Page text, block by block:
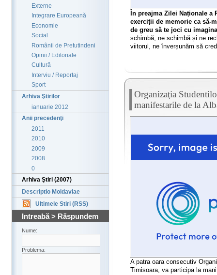
Externe
Integrare Europeană
Economie
Social
Românii de Pretutindeni
Opinii / Editoriale
Cultură
Interviu / Reportaj
Sport
Arhiva Ştirilor
ianuarie 2012
Anii precedenţi
2011
2010
2009
2008
0
Arhiva Ştiri (2007)
Descriptio Moldaviae
Ultimele Stiri (RSS)
Intreabă > Răspundem
Nume:
Problema:
În preajma Zilei Naționale a
exerciții de memorie ca să-
de greu să te joci cu
schimbă, ne schimbă și ne
viitorul, ne înverșunăm să
Organizaţia
manifestarile de la
A patra oara consecutiv
Timisoara, va participa la